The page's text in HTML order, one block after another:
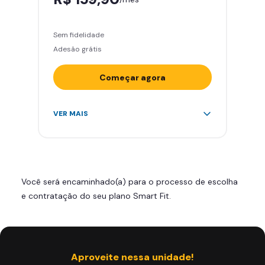
Sem fidelidade
Adesão grátis
Começar agora
Acesso ilimitado a +2.000
Área de musculação e aeróbicos
Smart Fit App
VER MAIS
Você será encaminhado(a) para o processo de escolha
e contratação do seu plano Smart Fit.
Aproveite nessa unidade!